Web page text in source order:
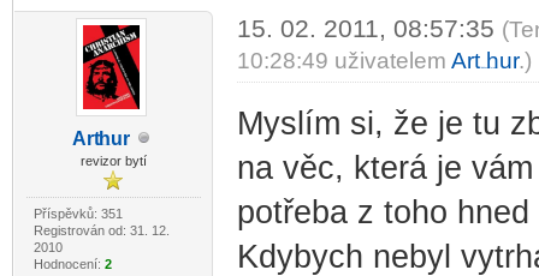
Arthur
revizor bytí
Příspěvků: 351
Registrován od: 31. 12.
2010
Hodnocení: 2
15. 02. 2011, 08:57:35
10:28:49 uživatelem Art hur.)
Myslím si, že je tu
na věc, která je
potřeba z toho
Kdybych nebyl